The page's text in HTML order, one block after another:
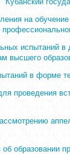
на
высшего
в форме
проведения
образовании